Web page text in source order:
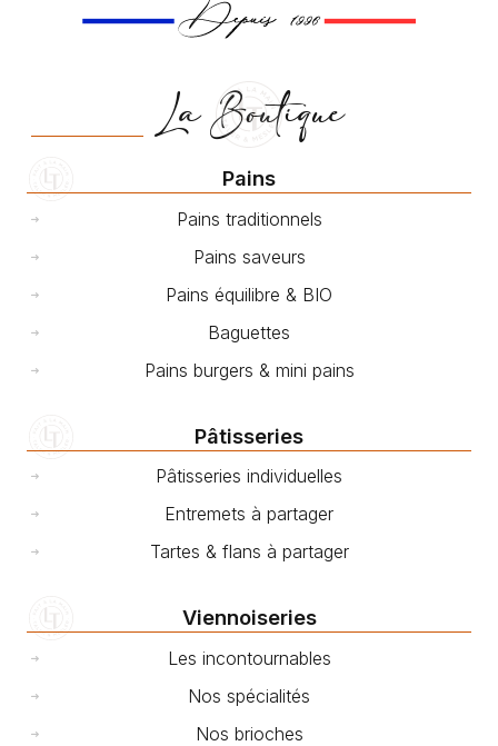
La Boutique
Pains
Pains traditionnels
Pains saveurs
Pains équilibre & BIO
Baguettes
Pains burgers & mini pains
Pâtisseries
Pâtisseries individuelles
Entremets à partager
Tartes & flans à partager
Viennoiseries
Les incontournables
Nos spécialités
Nos brioches